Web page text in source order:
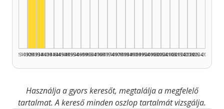
1925–1929
1930–1934
1935–1939
1940–1944
1945–1949
1950–1954
1955–1959
1960–1964
1965–1969
1970–1974
1975–1979
1980–1984
1985–1989
1990–1994
1995–1999
2000–2004
2005–2009
2010–2014
2015–2019
2020–2024
2025–2026
Használja a gyors keresőt, megtalálja a megfelelő
tartalmat. A kereső minden oszlop tartalmát vizsgálja.